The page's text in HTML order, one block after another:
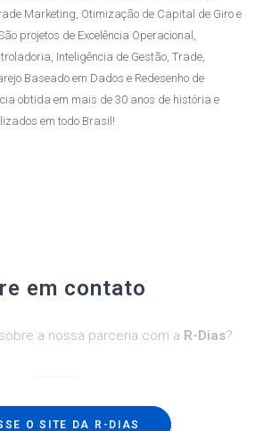
Marketing, Otimização de Capital de Giro e
projetos de Excelência Operacional,
Inteligência de Gestão, Trade,
Baseado em Dados e Redesenho de
obtida em mais de 30 anos de história e
em todo Brasil!
em contato
a nossa parceria com a R-Dias?
O SITE DA R-DIAS